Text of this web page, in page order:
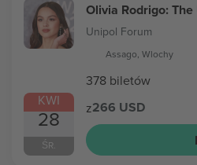
KWI
28
ŚR.
Olivia Rodrigo:
Unipol Forum
Assago, Wlochy
378 biletów
z266 USD